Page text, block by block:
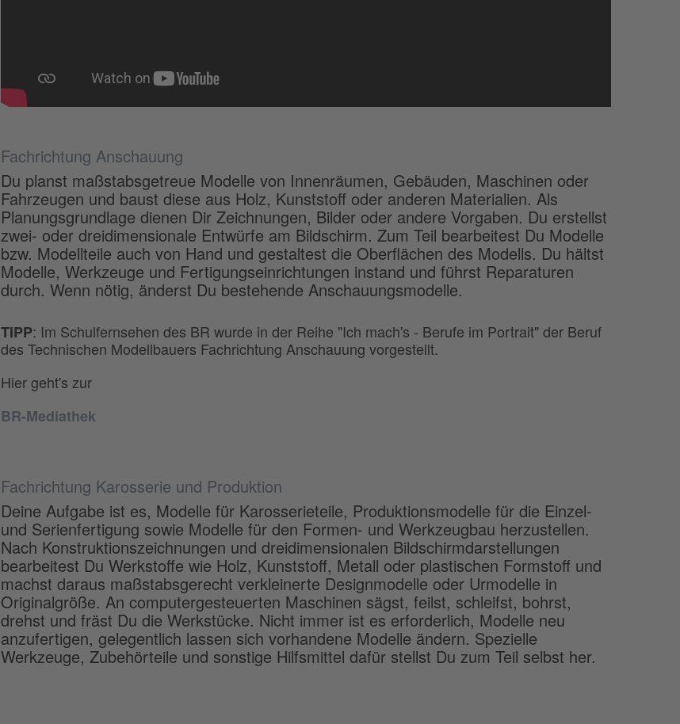
Fachrichtung Anschauung
Du planst maßstabsgetreue Modelle von Innenräumen, Gebäuden, Maschinen oder
Fahrzeugen und baust diese aus Holz, Kunststoff oder anderen Materialien. Als
Planungsgrundlage dienen Dir Zeichnungen, Bilder oder andere Vorgaben. Du erstellst
zwei- oder dreidimensionale Entwürfe am Bildschirm. Zum Teil bearbeitest Du Modelle
bzw. Modellteile auch von Hand und gestaltest die Oberflächen des Modells. Du hältst
Modelle, Werkzeuge und Fertigungseinrichtungen instand und führst Reparaturen
durch. Wenn nötig, änderst Du bestehende Anschauungsmodelle.
TIPP: Im Schulfernsehen des BR wurde in der Reihe "Ich mach's - Berufe im Portrait" der Beruf
des Technischen Modellbauers Fachrichtung Anschauung vorgestellt.
Hier geht's zur
BR-Mediathek
Fachrichtung Karosserie und Produktion
Deine Aufgabe ist es, Modelle für Karosserieteile, Produktionsmodelle für die Einzel-
und Serienfertigung sowie Modelle für den Formen- und Werkzeugbau herzustellen.
Nach Konstruktionszeichnungen und dreidimensionalen Bildschirmdarstellungen
bearbeitest Du Werkstoffe wie Holz, Kunststoff, Metall oder plastischen Formstoff und
machst daraus maßstabsgerecht verkleinerte Designmodelle oder Urmodelle in
Originalgröße. An computergesteuerten Maschinen sägst, feilst, schleifst, bohrst,
drehst und fräst Du die Werkstücke. Nicht immer ist es erforderlich, Modelle neu
anzufertigen, gelegentlich lassen sich vorhandene Modelle ändern. Spezielle
Werkzeuge, Zubehörteile und sonstige Hilfsmittel dafür stellst Du zum Teil selbst her.